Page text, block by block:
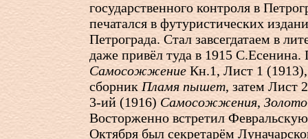
государственного контроля в
печатался в футуристических
Петрограда. Стал завсегдатаем в
даже привёл туда в 1915 С.Есенина.
Самосожжение Кн.1, Лист 1
сборник Пламя пышет, затем Лист
3-ий (1916) Самосожжения,
Восторженно встретил
Октября был секретарём